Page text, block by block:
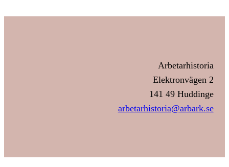
Arbetarhistoria
Elektronvägen 2
141 49 Huddinge
arbetarhistoria@arbark.se